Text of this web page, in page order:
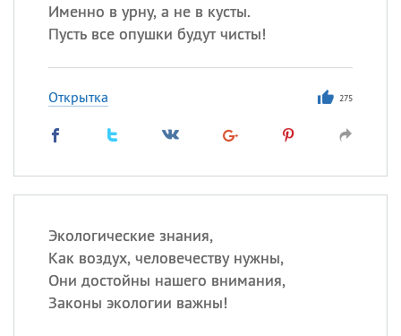
Именно в урну, а не в кусты.
Пусть все опушки будут чисты!
Открытка 275
Экологические знания,
Как воздух, человечеству нужны,
Они достойны нашего внимания,
Законы экологии важны!